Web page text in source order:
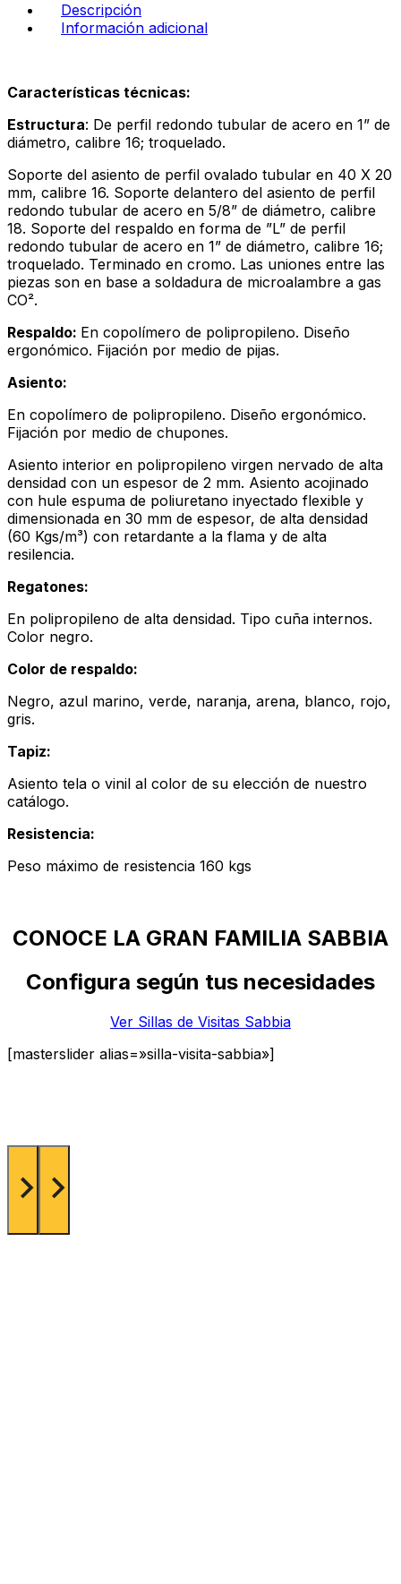
arenilla
Descripción
Información adicional
Características técnicas:
Estructura: De perfil redondo tubular de acero en 1” de
diámetro, calibre 16; troquelado.
Soporte del asiento de perfil ovalado tubular en 40 X 20
mm, calibre 16. Soporte delantero del asiento de perfil
redondo tubular de acero en 5/8” de diámetro, calibre
18. Soporte del respaldo en forma de ”L” de perfil
redondo tubular de acero en 1” de diámetro, calibre 16;
troquelado. Terminado en cromo. Las uniones entre las
piezas son en base a soldadura de microalambre a gas
CO².
Respaldo: En copolímero de polipropileno. Diseño
ergonómico. Fijación por medio de pijas.
Asiento:
En copolímero de polipropileno. Diseño ergonómico.
Fijación por medio de chupones.
Asiento interior en polipropileno virgen nervado de alta
densidad con un espesor de 2 mm. Asiento acojinado
con hule espuma de poliuretano inyectado flexible y
dimensionada en 30 mm de espesor, de alta densidad
(60 Kgs/m³) con retardante a la flama y de alta
resilencia.
Regatones:
En polipropileno de alta densidad. Tipo cuña internos.
Color negro.
Color de respaldo:
Negro, azul marino, verde, naranja, arena, blanco, rojo,
gris.
Tapiz:
Asiento tela o vinil al color de su elección de nuestro
catálogo.
Resistencia:
Peso máximo de resistencia 160 kgs
CONOCE LA GRAN FAMILIA SABBIA
Configura según tus necesidades
Ver Sillas de Visitas Sabbia
[masterslider alias=»silla-visita-sabbia»]